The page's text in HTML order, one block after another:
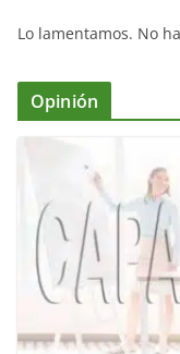
Lo lamentamos. No
Opinión